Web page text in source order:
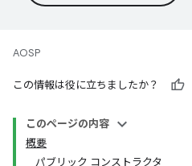
AOSP
この情報は役に立ちましたか？
このページの内容
概要
パブリック コンストラクタ